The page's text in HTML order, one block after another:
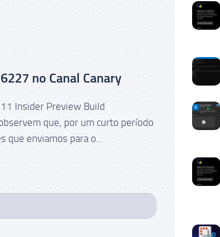
no Canal Canary
Insider Preview Build
que, por um curto período
que enviamos para o...